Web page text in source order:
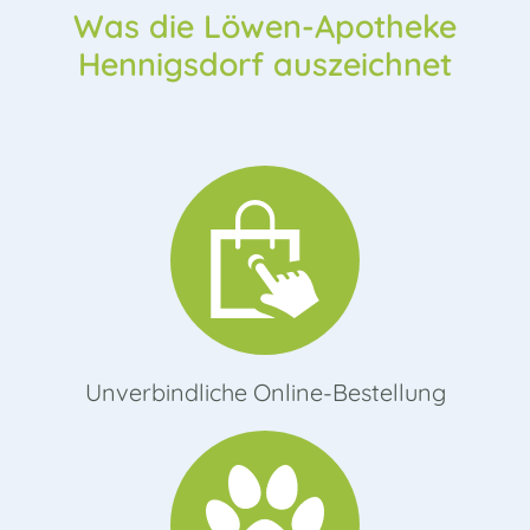
Was die Löwen-Apotheke
Hennigsdorf auszeichnet
Unverbindliche Online-Bestellung